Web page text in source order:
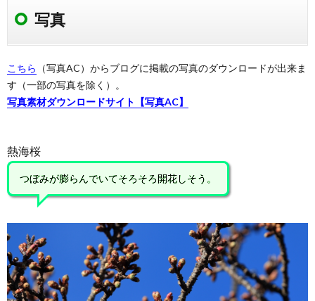
スライ
ドショ
1.2.
所
1.4.
園につ
写真
こちら
（写真AC）からブログに掲載の写真のダウンロードが出来ま
す（一部の写真を除く）。
写真素材ダウンロードサイト【写真AC】
熱海桜
つぼみが膨らんでいてそろそろ開花しそう。